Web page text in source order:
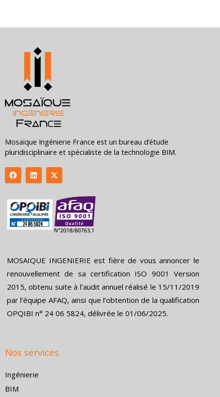
Mosaïque Ingénierie France est un bureau d’étude
pluridisciplinaire et spécialiste de la technologie BIM.
F
a
c
b
o
o
k
L
i
n
e
d
i
n
X
-
t
t
t
e
r
MOSAIQUE INGENIERIE est fière de vous annoncer le
renouvellement de sa certification ISO 9001 Version
2015, obtenu suite à l’audit annuel réalisé le 15/11/2019
par l’équipe AFAQ, ainsi que l’obtention de la qualification
OPQIBI n° 24 06 5824, délivrée le 01/06/2025.
Nos services
Ingénierie
BIM